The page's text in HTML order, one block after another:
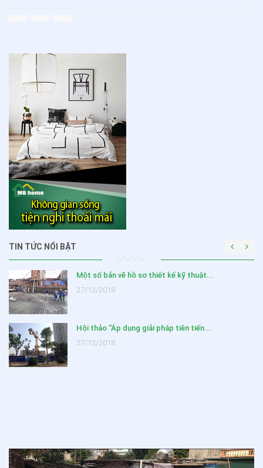
TIN TỨC NỔI BẬT
Một số bản vẽ hồ sơ thiết kế kỹ thuật...
27/12/2018
Hội thảo “Áp dụng giải pháp tiên tiến...
27/12/2018